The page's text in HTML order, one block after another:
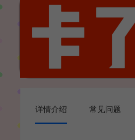
详情介绍 常见问题